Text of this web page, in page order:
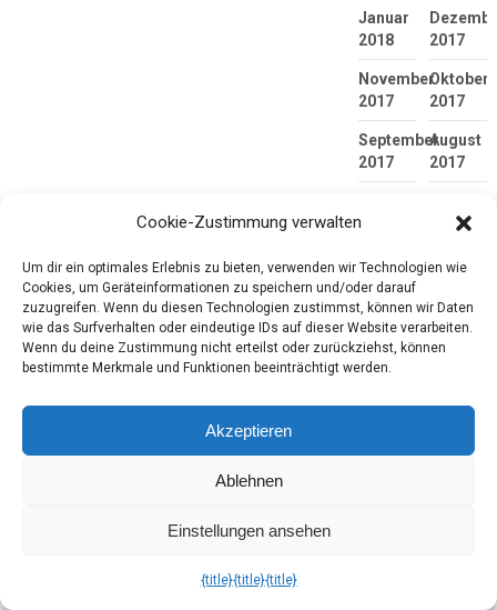
Januar
2018
2017
November
2017
Oktober
2017
September
2017
August
2017
2017
2017
Mai
2017
April
März
2017
Februar
2017
2017
2016
Oktober
Cookie-Zustimmung verwalten
Um dir ein optimales Erlebnis zu bieten, verwenden wir Technologien wie
Cookies, um Geräteinformationen zu speichern und/oder darauf
zuzugreifen. Wenn du diesen Technologien zustimmst, können wir Daten
wie das Surfverhalten oder eindeutige IDs auf dieser Website verarbeiten.
Wenn du deine Zustimmung nicht erteilst oder zurückziehst, können
bestimmte Merkmale und Funktionen beeinträchtigt werden.
Akzeptieren
Ablehnen
Einstellungen ansehen
{title}{title}{title}